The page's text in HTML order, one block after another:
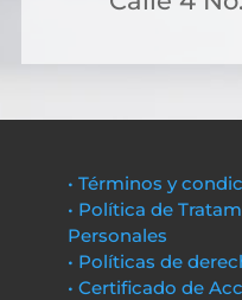
• Términos y
• Política de
Personales
• Políticas de
• Certificado de